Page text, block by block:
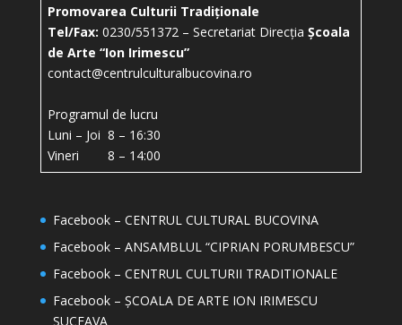
Promovarea Culturii Tradiționale
Tel/Fax: 0230/551372 – Secretariat Direcția Școala
de Arte “Ion Irimescu”
contact@centrulculturalbucovina.ro
Programul de lucru
Luni – Joi 8 – 16:30
Vineri 8 – 14:00
Facebook – CENTRUL CULTURAL BUCOVINA
Facebook – ANSAMBLUL “CIPRIAN PORUMBESCU”
Facebook – CENTRUL CULTURII TRADITIONALE
Facebook – ȘCOALA DE ARTE ION IRIMESCU
SUCEAVA